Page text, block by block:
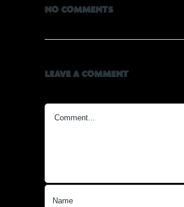
NO COMMENTS
LEAVE A COMMENT